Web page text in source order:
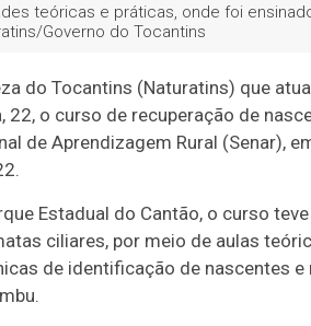
teóricas e práticas, onde foi
Governo do Tocantins
do Tocantins (Naturatins) que
22, o curso de recuperação de
de Aprendizagem Rural (Senar),
Estadual do Cantão, o curso
ciliares, por meio de aulas
de identificação de nascentes